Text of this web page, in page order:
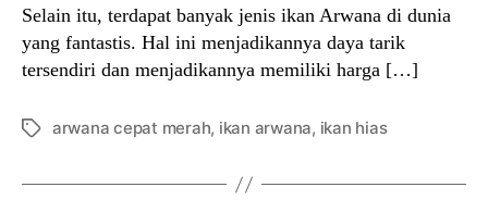
Selain itu, terdapat banyak jenis ikan Arwana di dunia
yang fantastis. Hal ini menjadikannya daya tarik
tersendiri dan menjadikannya memiliki harga […]
Tagsarwana cepat merah, ikan arwana, ikan hias